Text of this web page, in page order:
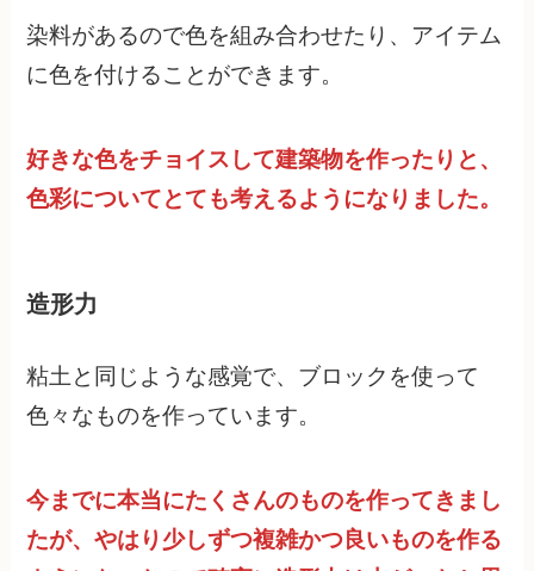
染料があるので色を組み合わせたり、アイテム
に色を付けることができます。
好きな色をチョイスして建築物を作ったりと、
色彩についてとても考えるようになりました。
造形力
粘土と同じような感覚で、ブロックを使って
色々なものを作っています。
今までに本当にたくさんのものを作ってきまし
たが、やはり少しずつ複雑かつ良いものを作る